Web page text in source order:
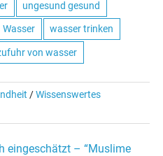
ungesund gesund
Wasser wasser trinken
von wasser
/Wissenswertes
eingeschätzt – “Muslime